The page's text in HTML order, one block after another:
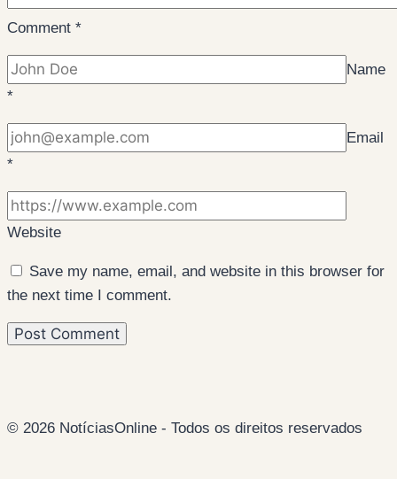
Comment *
Name
*
Email
*
Website
Save my name, email, and website in this browser for
the next time I comment.
© 2026 NotíciasOnline - Todos os direitos reservados